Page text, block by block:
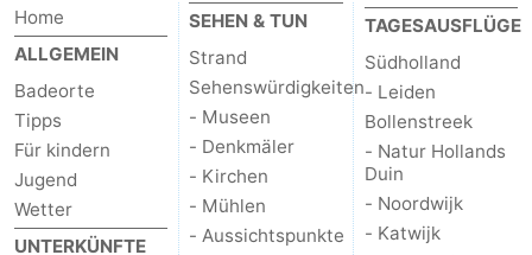
Home
ALLGEMEIN
Badeorte
Tipps
Für kindern
Jugend
Wetter
UNTERKÜNFTE
SEHEN & TUN
Strand
Sehenswürdigkeiten
- Museen
- Denkmäler
- Kirchen
- Mühlen
- Aussichtspunkte
TAGESAUSFLÜGE
Südholland
- Leiden
Bollenstreek
- Natur Hollands
Duin
- Noordwijk
- Katwijk